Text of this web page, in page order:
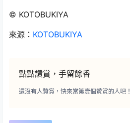
© KOTOBUKIYA
來源： KOTOBUKIYA
點點讚賞，手留餘香
還沒有人贊賞，快來當第壹個贊賞的人吧！